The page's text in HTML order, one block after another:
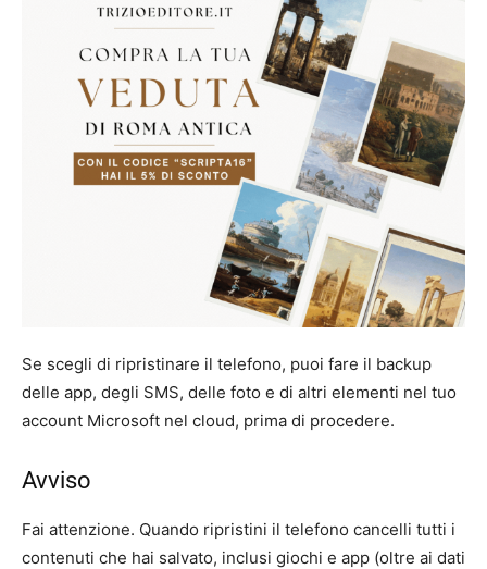
Se scegli di ripristinare il telefono, puoi fare il backup
delle app, degli SMS, delle foto e di altri elementi nel tuo
account Microsoft nel cloud, prima di procedere.
Avviso
Fai attenzione. Quando ripristini il telefono cancelli tutti i
contenuti che hai salvato, inclusi giochi e app (oltre ai dati